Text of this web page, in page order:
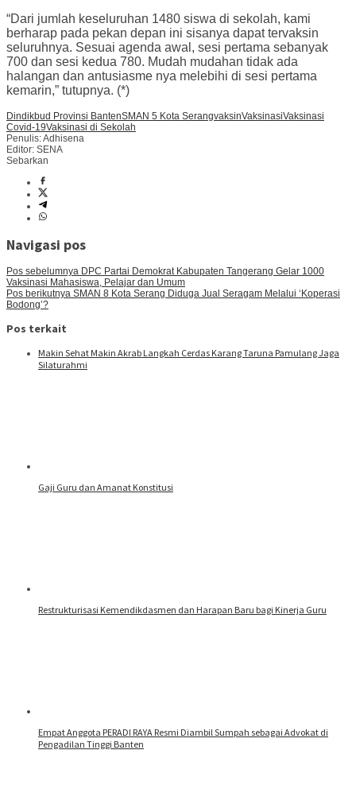
“Dari jumlah keseluruhan 1480 siswa di sekolah, kami
berharap pada pekan depan ini sisanya dapat tervaksin
seluruhnya. Sesuai agenda awal, sesi pertama sebanyak
700 dan sesi kedua 780. Mudah mudahan tidak ada
halangan dan antusiasme nya melebihi di sesi pertama
kemarin,” tutupnya. (*)
Dindikbud Provinsi BantenSMAN 5 Kota SerangvaksinVaksinasiVaksinasi
Covid-19Vaksinasi di Sekolah
Penulis: Adhisena
Editor: SENA
Sebarkan
Navigasi pos
Pos sebelumnya DPC Partai Demokrat Kabupaten Tangerang Gelar 1000
Vaksinasi Mahasiswa, Pelajar dan Umum
Pos berikutnya SMAN 8 Kota Serang Diduga Jual Seragam Melalui ‘Koperasi
Bodong’?
Pos terkait
Makin Sehat Makin Akrab Langkah Cerdas Karang Taruna Pamulang Jaga
Silaturahmi
Gaji Guru dan Amanat Konstitusi
Restrukturisasi Kemendikdasmen dan Harapan Baru bagi Kinerja Guru
Empat Anggota PERADI RAYA Resmi Diambil Sumpah sebagai Advokat di
Pengadilan Tinggi Banten